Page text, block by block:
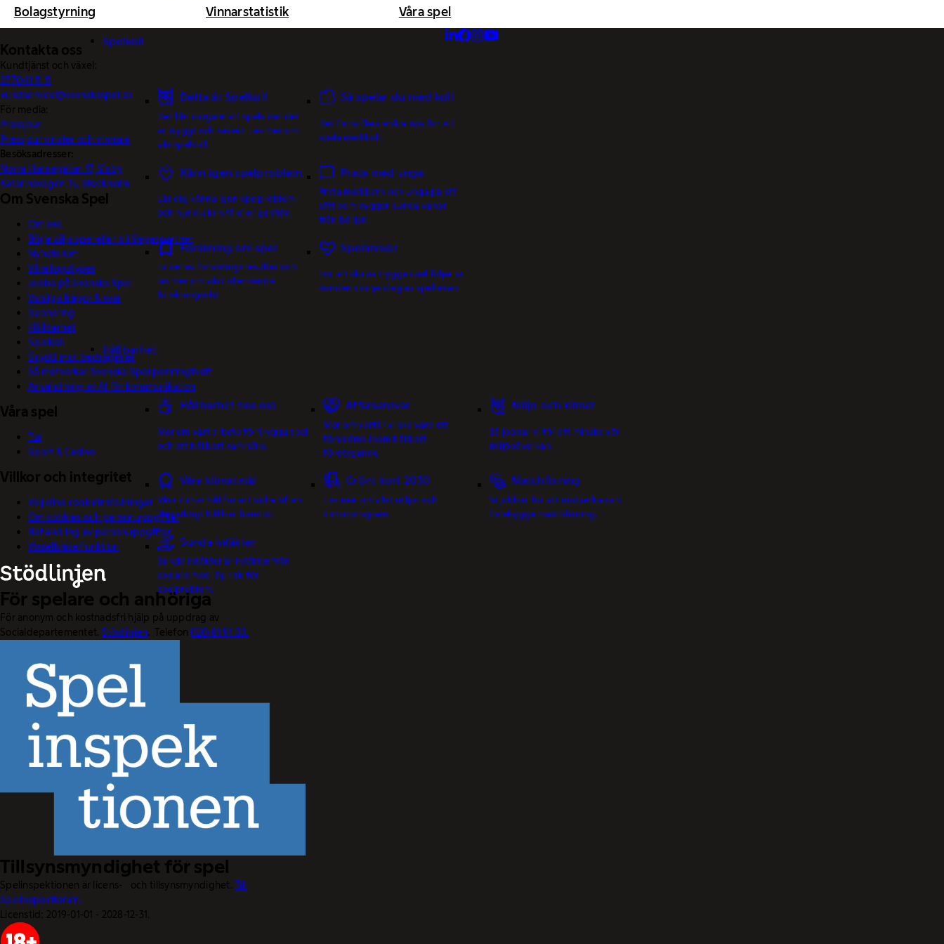
Spelkoll
Detta är Spelkoll
Det blir roligare att spela när det
är tryggt och säkert. Läs mer om
vår spelkoll.
Så spelar du med koll
Det finns flera enkla tips för att
spela med koll.
Känn igen spelproblem
Lär dig känna igen spelproblem
och hur du kan få eller ge stöd.
Prata med unga
Prata med barn och unga på ett
sätt som bygger sunda vanor
från början.
Forskning om spel
Ta del av forskningsresultat och
läs mer om vårt oberoende
forskningsråd.
Spelansvar
För att skapa trygga spel följer vi
kunden i varje steg av spelresan.
Hållbarhet
Hållbarhet hos oss
Mer om vårt arbete för trygga spel
och ett hållbart samhälle.
Affärsansvar
Mer om varför vi ska vara ett
föredöme inom hållbart
företagande.
Miljö och klimat
Så jobbar vi för att minska vår
miljöpåverkan.
Våra klimatmål
Våra klimatmål för att bidra till en
långsiktigt hållbar framtid.
Grönt kort 2030
Läs mer om vårt miljö- och
klimatprogram.
Matchfixning
Vi jobbar för att motverka och
förebygga matchfixning.
Sunda intäkter
Sunda intäkter är intäkter från
spelare med låg risk för
spelproblem.
Bolagstyrning Vinnarstatistik Våra spel
Kontakta oss
Kundtjänst och växel:
0770-11 11 11
kundservice@svenskaspel.se
För media:
Pressjour
Pressjour vinster och vinnare
Besöksadresser:
Norra Hansegatan 17, Visby
Katarinavägen 15, Stockholm
Om Svenska Spel
Om oss
Börja sälja spel eller bli Vegaspartner
Nyhetsrum
Våra logotyper
Jobba på Svenska Spel
Vanliga frågor & svar
Sponsring
Hållbarhet
Spelkoll
Skydd mot bedrägerier
Så motverkar Svenska Spel penningtvätt
Användning av AI för kommunikation
Våra spel
Tur
Sport & Casino
Villkor och integritet
Välj dina cookieinställningar
Om cookies och personuppgifter
Behandling av personuppgifter
Visselblåsarfunktion
För spelare och anhöriga
För anonym och kostnadsfri hjälp på uppdrag av
Socialdepartementet. Stödlinjen . Telefon020-81 91 00.
Tillsynsmyndighet för spel
Spelinspektionen är licens- och tillsynsmyndighet.Till
Spelinspektionen.
Licenstid: 2019-01-01 - 2028-12-31.